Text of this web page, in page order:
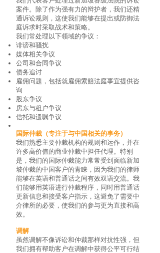
案件。除了作为强有力的辩护者，我们还精
通诉讼规则，这使我们能够在提出或防御法
庭诉求时采取战术和策略。
我们常处理以下领域的争议：
诽谤和骚扰
媒体相关争议
公司和合同争议
债务追讨
雇佣问题，包括就雇佣索赔法庭事宜提供咨
询
股东争议
房东与租户争议
信托和遗嘱争议
国际仲裁（专注于与中国相关的事务）
我们熟悉主要仲裁机构的规则和运作，并在
许多高价值的商业仲裁中担任代理。特别
是，我们的国际仲裁能力常常受到面临新加
坡仲裁的中国客户的青睐，因为我们的律师
能够在英语和普通话之间有效双语交流。我
们能够用英语进行仲裁程序，同时用普通话
更新信息和接受客户指示，这避免了需要中
介律所的必要，使我们的参与更为直接和高
效。
调解
虽然调解不像诉讼和仲裁那样对抗性强，但
我们拥有帮助客户在调解中获得公平可行结